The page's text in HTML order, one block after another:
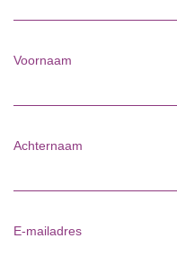
Voornaam
Achternaam
E-mailadres